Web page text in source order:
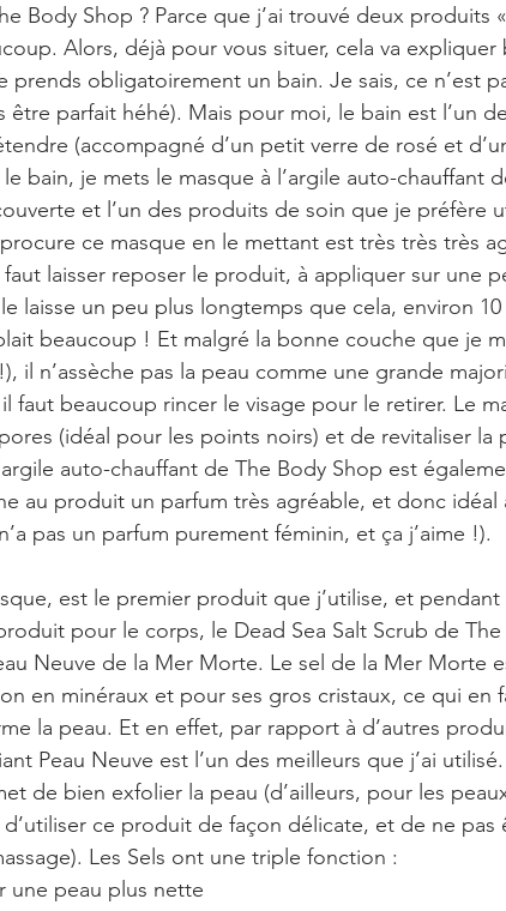
Body Shop ? Parce que j’ai trouvé deux produits
Alors, déjà pour vous situer, cela va
prends obligatoirement un bain. Je sais, ce n’est
être parfait héhé). Mais pour moi, le bain est l’un
(accompagné d’un petit verre de rosé et
bain, je mets le masque à l’argile auto-chauffant
et l’un des produits de soin que je préfère
ce masque en le mettant est très très très
faut laisser reposer le produit, à appliquer sur une
laisse un peu plus longtemps que cela, environ
beaucoup ! Et malgré la bonne couche que je
il n’assèche pas la peau comme une grande
faut beaucoup rincer le visage pour le retirer. Le
(idéal pour les points noirs) et de revitaliser la
auto-chauffant de The Body Shop est
au produit un parfum très agréable, et donc idéal
pas un parfum purement féminin, et ça j’aime !).
est le premier produit que j’utilise, et
pour le corps, le Dead Sea Salt Scrub de The
Neuve de la Mer Morte. Le sel de la Mer Morte
en minéraux et pour ses gros cristaux, ce qui en
la peau. Et en effet, par rapport à d’autres
Peau Neuve est l’un des meilleurs que j’ai
de bien exfolier la peau (d’ailleurs, pour les
d’utiliser ce produit de façon délicate, et de ne
Les Sels ont une triple fonction :
une peau plus nette